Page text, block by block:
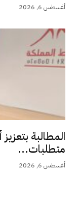
أغسطس 6, 2026
المطالبة
متطلبات...
أغسطس 6, 2026